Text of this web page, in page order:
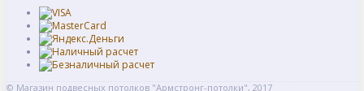
© Магазин подвесных потолков "Армстронг-потолки", 2017